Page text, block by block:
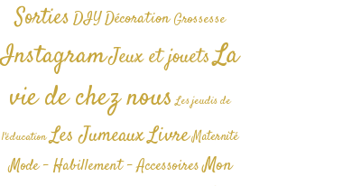
SortiesDIYDécoration Grossesse
InstagramJeux et jouetsLa
vie de chez nous Les jeudis de
l'éducation Les JumeauxLivre Maternité
Mode - Habillement - AccessoiresMon